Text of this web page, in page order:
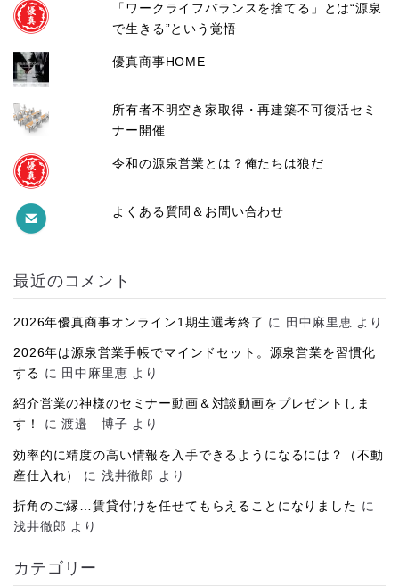
「ワークライフバランスを捨てる」とは“源泉
で生きる”という覚悟
優真商事HOME
所有者不明空き家取得・再建築不可復活セミ
ナー開催
令和の源泉営業とは？俺たちは狼だ
よくある質問＆お問い合わせ
最近のコメント
2026年優真商事オンライン1期生選考終了 に 田中麻里恵 より
2026年は源泉営業手帳でマインドセット。源泉営業を習慣化
する に 田中麻里恵 より
紹介営業の神様のセミナー動画＆対談動画をプレゼントしま
す！
に渡邉 博子 より
効率的に精度の高い情報を入手できるようになるには？（不動
産仕入れ）
に 浅井徹郎 より
折角のご縁…賃貸付けを任せてもらえることになりました に
浅井徹郎 より
カテゴリー